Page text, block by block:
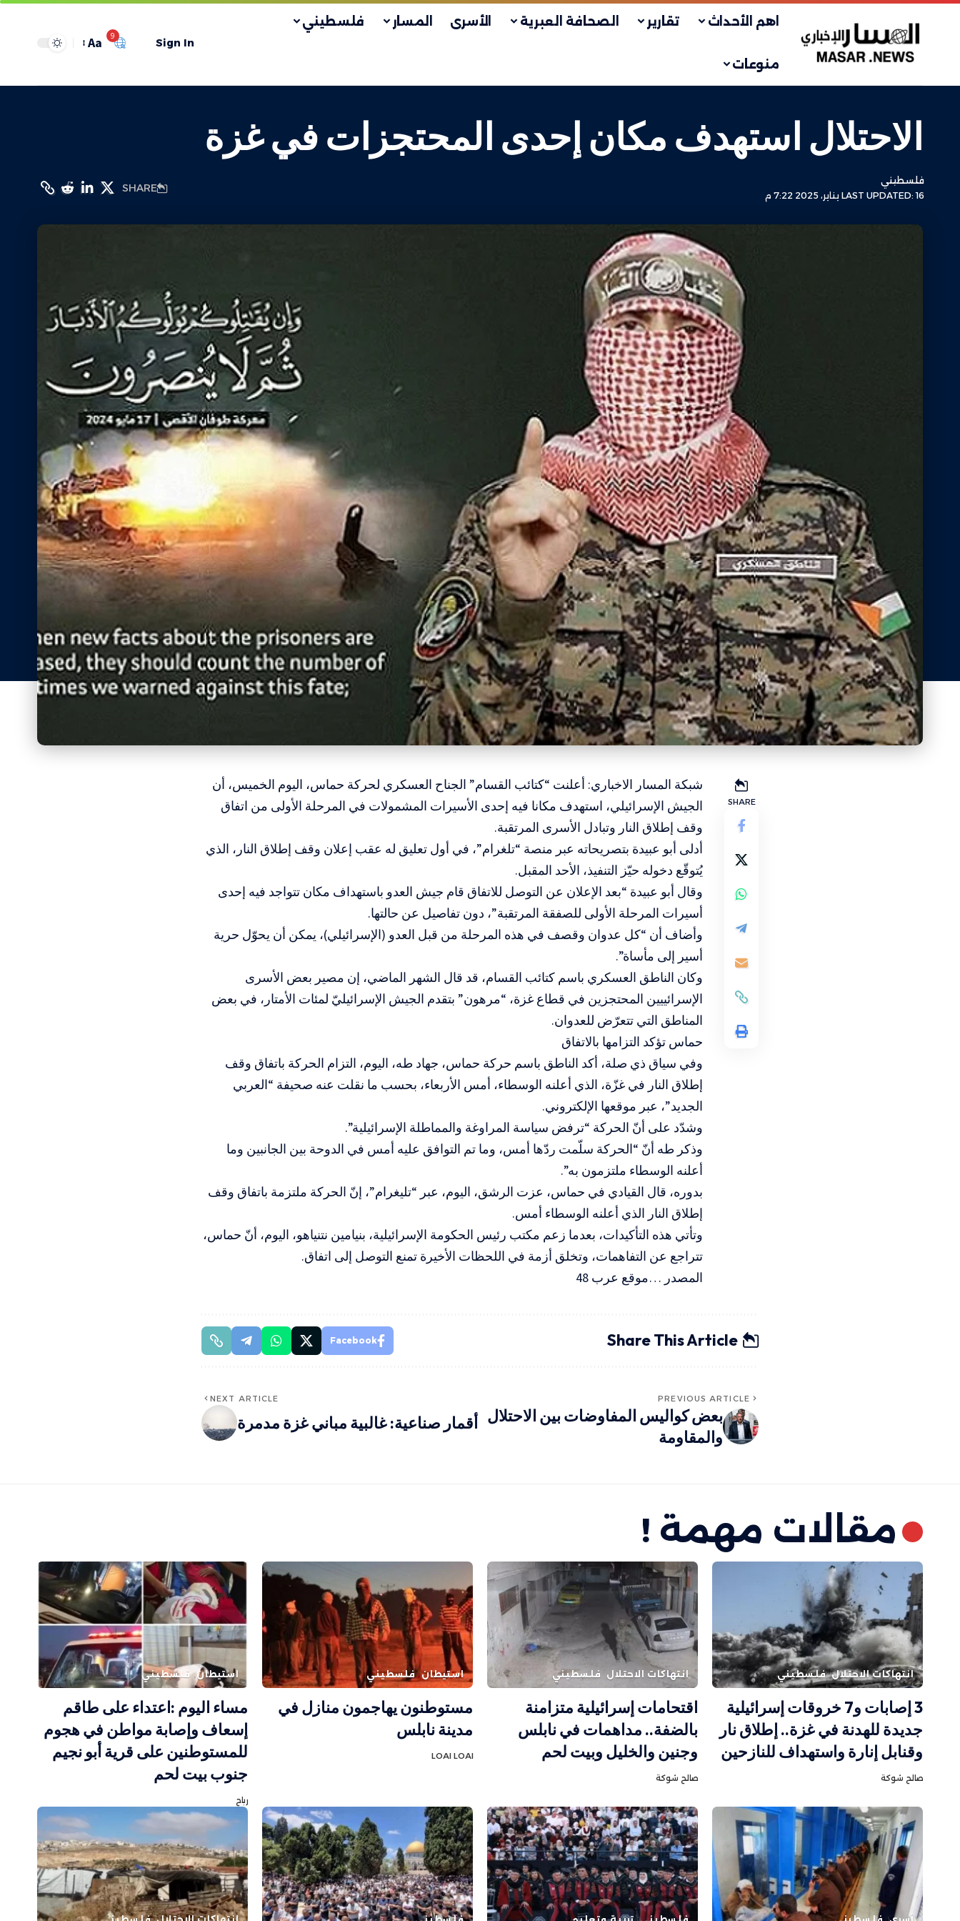
اهم الأحداث تقارير الصحافة العبرية الأسرى المسار فلسطيني
منوعات
Sign In
9
Aa
الاحتلال استهدف مكان إحدى المحتجزات في غزة
LAST UPDATED: 16 يناير، 2025 7:22 م
فلسطيني
SHARE
SHARE
شبكة المسار الاخباري: أعلنت “كتائب القسام” الجناح العسكري لحركة حماس، اليوم الخميس، أن
الجيش الإسرائيلي، استهدف مكانا فيه إحدى الأسيرات المشمولات في المرحلة الأولى من اتفاق
وقف إطلاق النار وتبادل الأسرى المرتقبة.
أدلى أبو عبيدة بتصريحاته عبر منصة “تلغرام”، في أول تعليق له عقب إعلان وقف إطلاق النار، الذي
يُتوقّع دخوله حيّز التنفيذ، الأحد المقبل.
وقال أبو عبيدة “بعد الإعلان عن التوصل للاتفاق قام جيش العدو باستهداف مكان تتواجد فيه إحدى
أسيرات المرحلة الأولى للصفقة المرتقبة”، دون تفاصيل عن حالتها.
وأضاف أن “كل عدوان وقصف في هذه المرحلة من قبل العدو (الإسرائيلي)، يمكن أن يحوّل حرية
أسير إلى مأساة”.
وكان الناطق العسكري باسم كتائب القسام، قد قال الشهر الماضي، إن مصير بعض الأسرى
الإسرائييين المحتجزين في قطاع غزة، “مرهون” بتقدم الجيش الإسرائيليّ لمئات الأمتار، في بعض
المناطق التي تتعرّض للعدوان.
حماس تؤكد التزامها بالاتفاق
وفي سياق ذي صلة، أكد الناطق باسم حركة حماس، جهاد طه، اليوم، التزام الحركة باتفاق وقف
إطلاق النار في غزّة، الذي أعلنه الوسطاء، أمس الأربعاء، بحسب ما نقلت عنه صحيفة “العربي
الجديد”، عبر موقعها الإلكتروني.
وشدّد على أنّ الحركة “ترفض سياسة المراوغة والمماطلة الإسرائيلية”.
وذكر طه أنّ “الحركة سلّمت ردّها أمس، وما تم التوافق عليه أمس في الدوحة بين الجانبين وما
أعلنه الوسطاء ملتزمون به”.
بدوره، قال القيادي في حماس، عزت الرشق، اليوم، عبر “تليغرام”، إنّ الحركة ملتزمة باتفاق وقف
إطلاق النار الذي أعلنه الوسطاء أمس.
وتأتي هذه التأكيدات، بعدما زعم مكتب رئيس الحكومة الإسرائيلية، بنيامين نتنياهو، اليوم، أنّ حماس،
تتراجع عن التفاهمات، وتخلق أزمة في اللحظات الأخيرة تمنع التوصل إلى اتفاق.
المصدر …موقع عرب 48
Share This Article
Facebook
PREVIOUS ARTICLE
بعض كواليس المفاوضات بين الاحتلال
والمقاومة
NEXT ARTICLE
أقمار صناعية: غالبية مباني غزة مدمرة
مقالات مهمة !
انتهاكات الاحتلال فلسطيني
3 إصابات و7 خروقات إسرائيلية
جديدة للهدنة في غزة.. إطلاق نار
وقنابل إنارة واستهداف للنازحين
صالح شوكة
انتهاكات الاحتلال فلسطيني
اقتحامات إسرائيلية متزامنة
بالضفة.. مداهمات في نابلس
وجنين والخليل وبيت لحم
صالح شوكة
استيطان فلسطيني
مستوطنون يهاجمون منازل في
مدينة نابلس
LOAI LOAI
استيطان فلسطيني
مساء اليوم :اعتداء على طاقم
إسعاف وإصابة مواطن في هجوم
للمستوطنين على قرية أبو نجيم
جنوب بيت لحم
رباح
أسرى فلسطيني فلسطيني تربية وتعليم فلسطيني انتهاكات الاحتلال فلسطيني